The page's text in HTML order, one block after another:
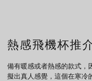
熱感飛機杯推
備有暖感或者熱感的款式，
擬出真人感覺，這個在寒冷